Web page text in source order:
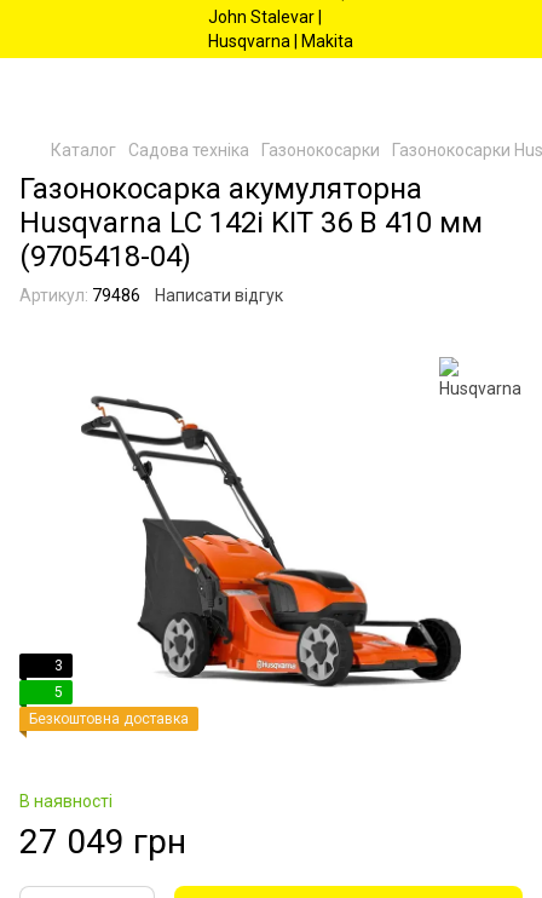
Каталог Садова техніка Газонокосарки Газонокосарки
Газонокосарка акумуляторна
Husqvarna LC 142i KIT 36 В 410 мм
(9705418-04)
Артикул: 79486 Написати відгук
3
5
Безкоштовна доставка
В наявності
27 049 грн